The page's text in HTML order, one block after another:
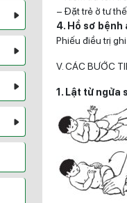
– Đặt trẻ ở tư
4. Hồ sơ bệnh
Phiếu điều trị
V. CÁC BƯỚC
1. Lật từ ngửa